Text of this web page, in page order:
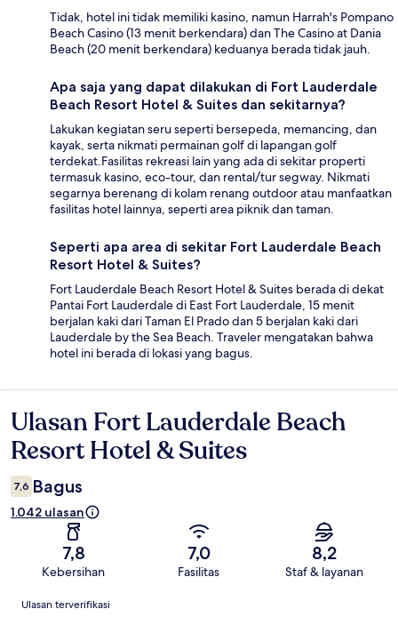
Tidak, hotel ini tidak memiliki kasino, namun Harrah's Pompano
Beach Casino (13 menit berkendara) dan The Casino at Dania
Beach (20 menit berkendara) keduanya berada tidak jauh.
Apa saja yang dapat dilakukan di Fort Lauderdale
Beach Resort Hotel & Suites dan sekitarnya?
Lakukan kegiatan seru seperti bersepeda, memancing, dan
kayak, serta nikmati permainan golf di lapangan golf
terdekat.Fasilitas rekreasi lain yang ada di sekitar properti
termasuk kasino, eco-tour, dan rental/tur segway. Nikmati
segarnya berenang di kolam renang outdoor atau manfaatkan
fasilitas hotel lainnya, seperti area piknik dan taman.
Seperti apa area di sekitar Fort Lauderdale Beach
Resort Hotel & Suites?
Fort Lauderdale Beach Resort Hotel & Suites berada di dekat
Pantai Fort Lauderdale di East Fort Lauderdale, 15 menit
berjalan kaki dari Taman El Prado dan 5 berjalan kaki dari
Lauderdale by the Sea Beach. Traveler mengatakan bahwa
hotel ini berada di lokasi yang bagus.
Ulasan
Ulasan Fort Lauderdale Beach
Resort Hotel & Suites
7,6 Bagus
1.042 ulasan
7,8
Kebersihan
7,0
Fasilitas
8,2
Staf & layanan
Ulasan
Ulasan terverifikasi